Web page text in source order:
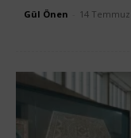
Gül Önen 14 Temmuz